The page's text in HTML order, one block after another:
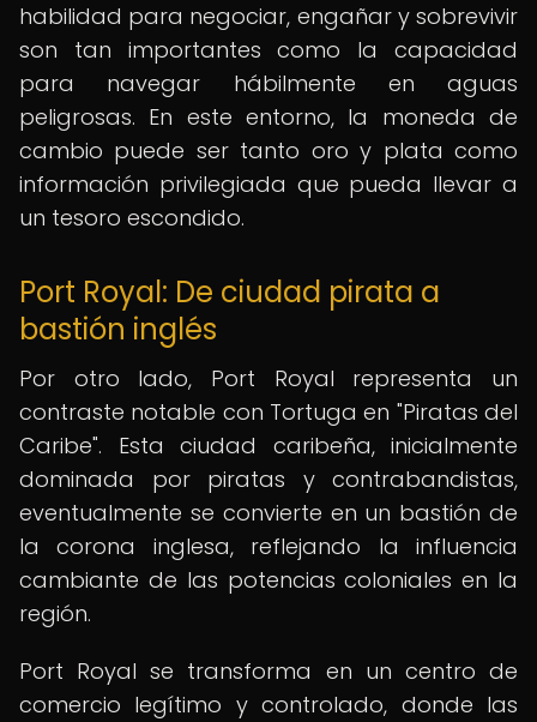
habilidad para negociar, engañar y sobrevivir
son tan importantes como la capacidad
para navegar hábilmente en aguas
peligrosas. En este entorno, la moneda de
cambio puede ser tanto oro y plata como
información privilegiada que pueda llevar a
un tesoro escondido.
Port Royal: De ciudad pirata a
bastión inglés
Por otro lado, Port Royal representa un
contraste notable con Tortuga en "Piratas del
Caribe". Esta ciudad caribeña, inicialmente
dominada por piratas y contrabandistas,
eventualmente se convierte en un bastión de
la corona inglesa, reflejando la influencia
cambiante de las potencias coloniales en la
región.
Port Royal se transforma en un centro de
comercio legítimo y controlado, donde las